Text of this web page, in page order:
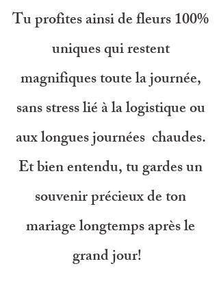
Tu profites ainsi de fleurs 100%
uniques qui restent
magnifiques toute la journée,
sans stress lié à la logistique ou
aux longues journées chaudes.
Et bien entendu, tu gardes un
souvenir précieux de ton
mariage longtemps après le
grand jour!